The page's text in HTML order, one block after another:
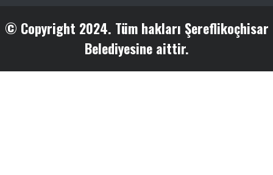
© Copyright 2024. Tüm hakları Şereflikoçhisar
Belediyesine aittir.